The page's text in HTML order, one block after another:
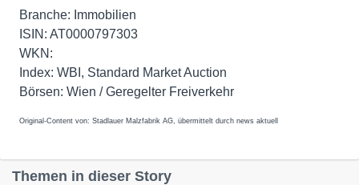
Branche: Immobilien
ISIN: AT0000797303
WKN:
Index: WBI, Standard Market Auction
Börsen: Wien / Geregelter Freiverkehr
Original-Content von: Stadlauer Malzfabrik AG, übermittelt durch news aktuell
Themen in dieser Story